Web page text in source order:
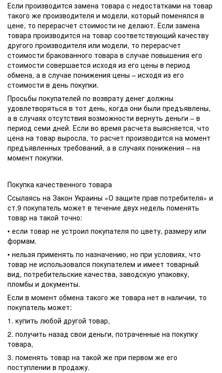
Если производится замена товара с недостатками на товар
такого же производителя и модели, который поменялся в
цене, то перерасчет стоимости не делают. Если замена
товара производится на товар соответствующий качеству
другого производителя или модели, то перерасчет
стоимости бракованного товара в случае повышения его
стоимости совершается исходя из его цены в период
обмена, а в случае понижения цены – исходя из его
стоимости в день покупки.
Просьбы покупателей по возврату денег должны
удовлетворяться в тот день, когда они были предъявлены,
а в случаях отсутствия возможности вернуть деньги – в
период семи дней. Если во время расчета выясняется, что
цена на товар выросла, то расчет производится на момент
предъявленных требований, а в случаях понижения – на
момент покупки.
Покупка качественного товара
Ссылаясь на Закон Украины «О защите прав потребителя» и
ст.9 покупатель может в течение двух недель поменять
товар на такой точно:
• если товар не устроил покупателя по цвету, размеру или
формам.
• нельзя применять по назначению, но при условиях, что
товар не использовался покупателем и имеет товарный
вид, потребительские качества, заводскую упаковку,
пломбы и документы.
Если в момент обмена такого же товара нет в наличии, то
покупатель может:
1. купить любой другой товар,
2. получить назад свои деньги, потраченные на покупку
товара,
3. поменять товар на такой же при первом же его
поступлении в продажу.